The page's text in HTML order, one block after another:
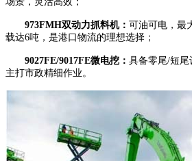
973FMH双动力抓料机： 可油可电，最
载达6吨，是港口物流的理想选择；
9027FE/9017FE微电挖： 具备零尾/短尾
主打市政精细作业。